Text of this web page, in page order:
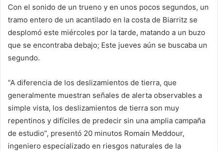
Con el sonido de un trueno y en unos pocos segundos, un
tramo entero de un acantilado en la costa de Biarritz se
desplomó este miércoles por la tarde, matando a un buzo
que se encontraba debajo; Este jueves aún se buscaba un
segundo.
“A diferencia de los deslizamientos de tierra, que
generalmente muestran señales de alerta observables a
simple vista, los deslizamientos de tierra son muy
repentinos y difíciles de predecir sin una amplia campaña
de estudio”, presentó 20 minutos Romain Meddour,
ingeniero especializado en riesgos naturales de la